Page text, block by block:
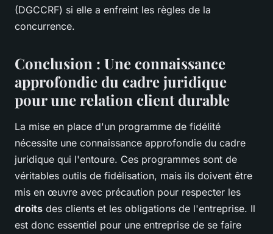
(DGCCRF) si elle a enfreint les règles de la
concurrence.
Conclusion : Une connaissance
approfondie du cadre juridique
pour une relation client durable
La mise en place d'un programme de fidélité
nécessite une connaissance approfondie du cadre
juridique qui l'entoure. Ces programmes sont de
véritables outils de fidélisation, mais ils doivent être
mis en œuvre avec précaution pour respecter les
droits des clients et les obligations de l'entreprise. Il
est donc essentiel pour une entreprise de se faire